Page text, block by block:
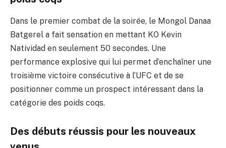
Dans le premier combat de la soirée, le Mongol Danaa
Batgerel a fait sensation en mettant KO Kevin
Natividad en seulement 50 secondes. Une
performance explosive qui lui permet d’enchaîner une
troisième victoire consécutive à l’UFC et de se
positionner comme un prospect intéressant dans la
catégorie des poids coqs.
Des débuts réussis pour les nouveaux